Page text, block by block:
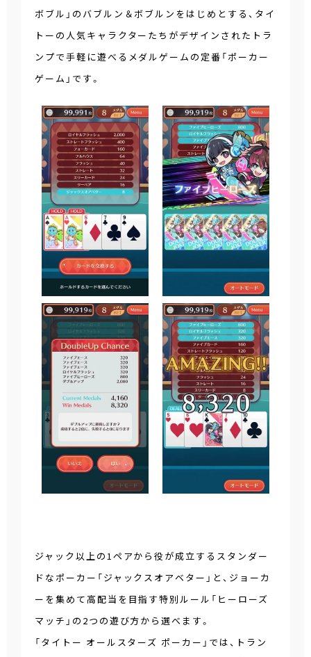
ボブル」のバブルン＆ボブルンをはじめとする、タイ
トーの人気キャラクターたちがデザインされたトラ
ンプで手軽に遊べるメダルゲームの定番「ポーカー
ゲーム」です。
ジャック以上の1ペアから役が成立するスタンダー
ドなポーカー「ジャックスオアベター」と、ジョーカ
ーを集めて高配当を目指す特別ルール「ヒーローズ
マッチ」の2つの遊び方から選べます。
「タイトー オールスターズ ポーカー」では、トラン